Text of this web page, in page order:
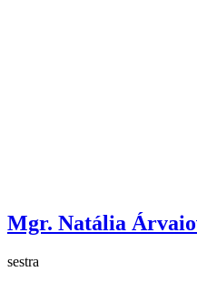
Mgr. Natália
sestra